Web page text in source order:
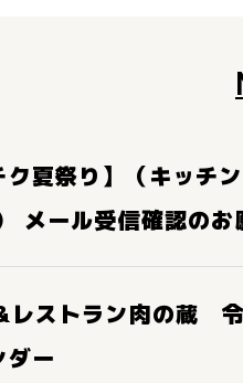
夏祭り】（キッチ
メール受信確認のお
レストラン肉の蔵
ダー